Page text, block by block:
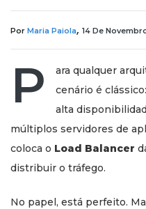
Por Maria Paiola, 14 De
P
ara qualquer
cenário é
alta
múltiplos servidores de
coloca o Load Balancer
distribuir o tráfego.
No papel, está perfeito.